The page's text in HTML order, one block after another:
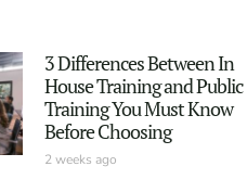
3 Differences Between In
House Training and Public
Training You Must Know
Before Choosing
2 weeks ago